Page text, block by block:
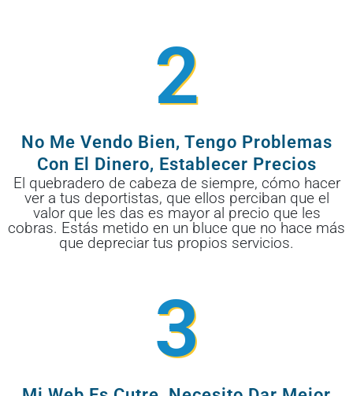
2
No Me Vendo Bien, Tengo Problemas
Con El Dinero, Establecer Precios
El quebradero de cabeza de siempre, cómo hacer
ver a tus deportistas, que ellos perciban que el
valor que les das es mayor al precio que les
cobras. Estás metido en un bluce que no hace más
que depreciar tus propios servicios.
3